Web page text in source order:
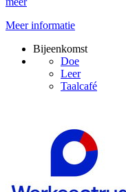
Meer informatie
Bijeenkomst
Doe
Leer
Taalcafé